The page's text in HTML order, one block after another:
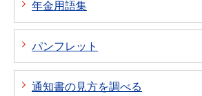
年金用語集
パンフレット
通知書の見方を調べる